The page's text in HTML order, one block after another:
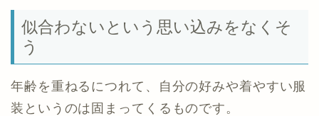
似合わないという思い込みをなくそ
う
年齢を重ねるにつれて、自分の好みや着やすい服
装というのは固まってくるものです。